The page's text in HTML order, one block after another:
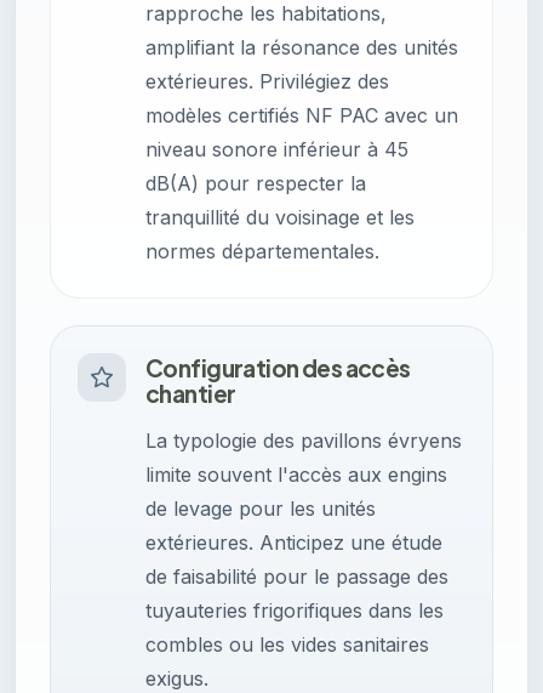
rapproche les habitations,
amplifiant la résonance des unités
extérieures. Privilégiez des
modèles certifiés NF PAC avec un
niveau sonore inférieur à 45
dB(A) pour respecter la
tranquillité du voisinage et les
normes départementales.
Configuration des accès
chantier
La typologie des pavillons évryens
limite souvent l'accès aux engins
de levage pour les unités
extérieures. Anticipez une étude
de faisabilité pour le passage des
tuyauteries frigorifiques dans les
combles ou les vides sanitaires
exigus.